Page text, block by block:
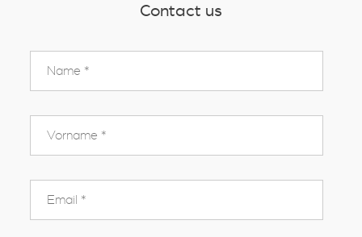
Contact us